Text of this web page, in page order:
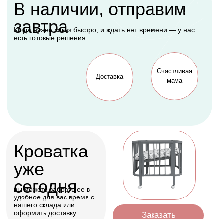
Подарок, которому
будет рада каждая
мама